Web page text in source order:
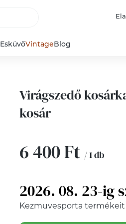
EsküvőVintageBlog
Virágszedő
kosár
6 400 Ft / 1 db
2026. 08. 23-ig
Kezmuvesporta termékeit